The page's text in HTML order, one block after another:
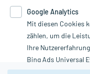
Therapien eingeleitet
Google Analytics. Lesen
unserer
nutzen Sie das Formular:
Vertrag widerrufen
Google Analytics
Mit diesen Cookies
zählen, um die
Ihre
Bing Ads Universal
Youtube-Social